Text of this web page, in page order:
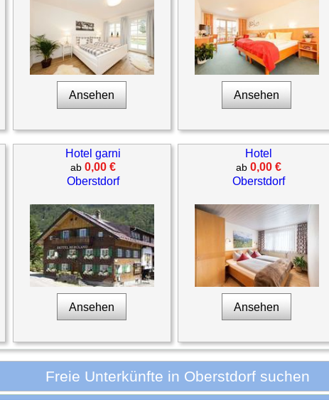
Ansehen Ansehen
Hotel garni
ab0,00 €
Oberstdorf
Ansehen
Hotel
ab 0,00 €
Oberstdorf
Ansehen
Freie Unterkünfte in Oberstdorf suchen